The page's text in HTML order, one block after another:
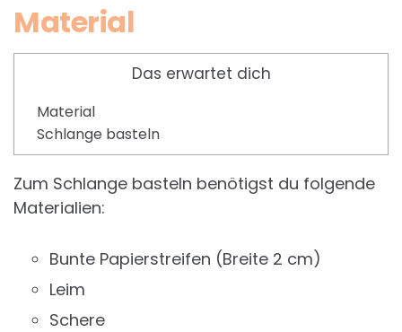
Material
Das erwartet dich
Material
Schlange basteln
Zum Schlange basteln benötigst du folgende
Materialien:
Bunte Papierstreifen (Breite 2 cm)
Leim
Schere